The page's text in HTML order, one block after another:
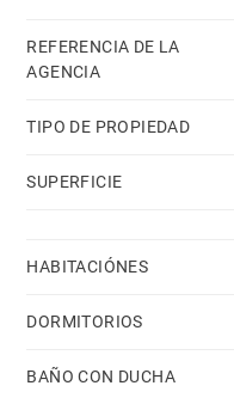
REFERENCIA DE LA
AGENCIA
TIPO DE PROPIEDAD
SUPERFICIE
HABITACIÓNES
DORMITORIOS
BAÑO CON DUCHA